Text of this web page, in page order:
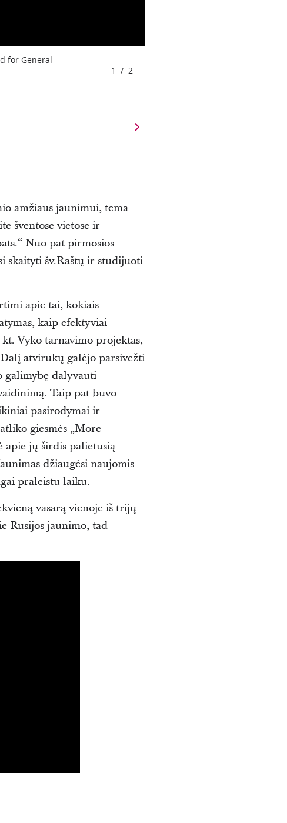
for General
1 / 2
amžiaus jaunimui, tema
šventose vietose ir
Nuo pat pirmosios
skaityti šv.Raštų ir studijuoti
apie tai, kokiais
kaip efektyviai
Vyko tarnavimo projektas,
atvirukų galėjo parsivežti
galimybę dalyvauti
Taip pat buvo
pasirodymai ir
giesmės „More
jų širdis palietusią
džiaugėsi naujomis
praleistu laiku.
vasarą vienoje iš trijų
Rusijos jaunimo, tad